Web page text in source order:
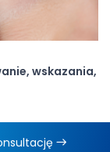
wskazania,